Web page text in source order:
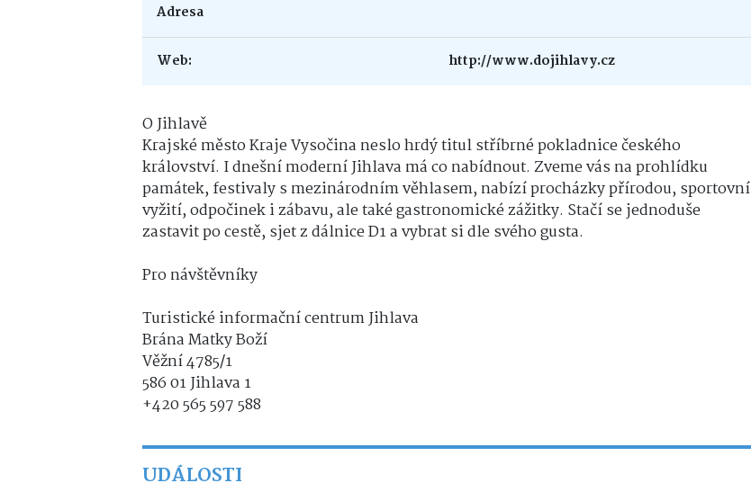
Adresa
Web: http://www.dojihlavy.cz
O Jihlavě
Krajské město Kraje Vysočina neslo hrdý titul stříbrné pokladnice českého
království. I dnešní moderní Jihlava má co nabídnout. Zveme vás na prohlídku
památek, festivaly s mezinárodním věhlasem, nabízí procházky přírodou, sportovní
vyžití, odpočinek i zábavu, ale také gastronomické zážitky. Stačí se jednoduše
zastavit po cestě, sjet z dálnice D1 a vybrat si dle svého gusta.
Pro návštěvníky
Turistické informační centrum Jihlava
Brána Matky Boží
Věžní 4785/1
586 01 Jihlava 1
+420 565 597 588
UDÁLOSTI